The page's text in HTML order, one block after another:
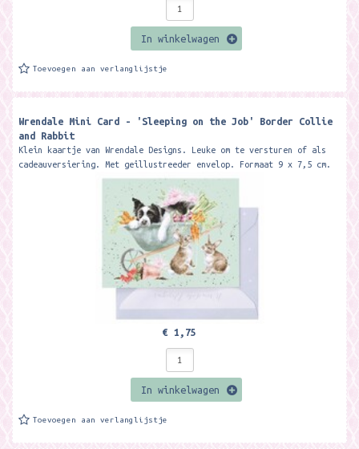
In winkelwagen
Toevoegen aan verlanglijstje
Wrendale Mini Card - 'Sleeping on the Job' Border Collie
and Rabbit
Klein kaartje van Wrendale Designs. Leuke om te versturen of als
cadeauversiering. Met geillustreeder envelop. Formaat 9 x 7,5 cm.
€ 1,75
In winkelwagen
Toevoegen aan verlanglijstje